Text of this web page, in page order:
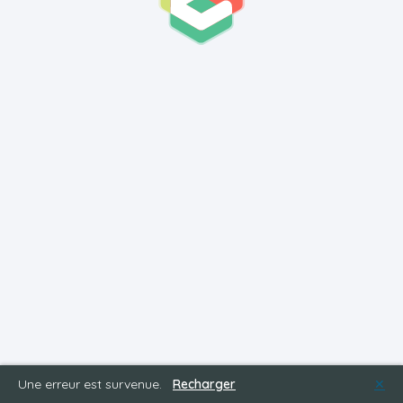
Une erreur est survenue. Recharger ✕